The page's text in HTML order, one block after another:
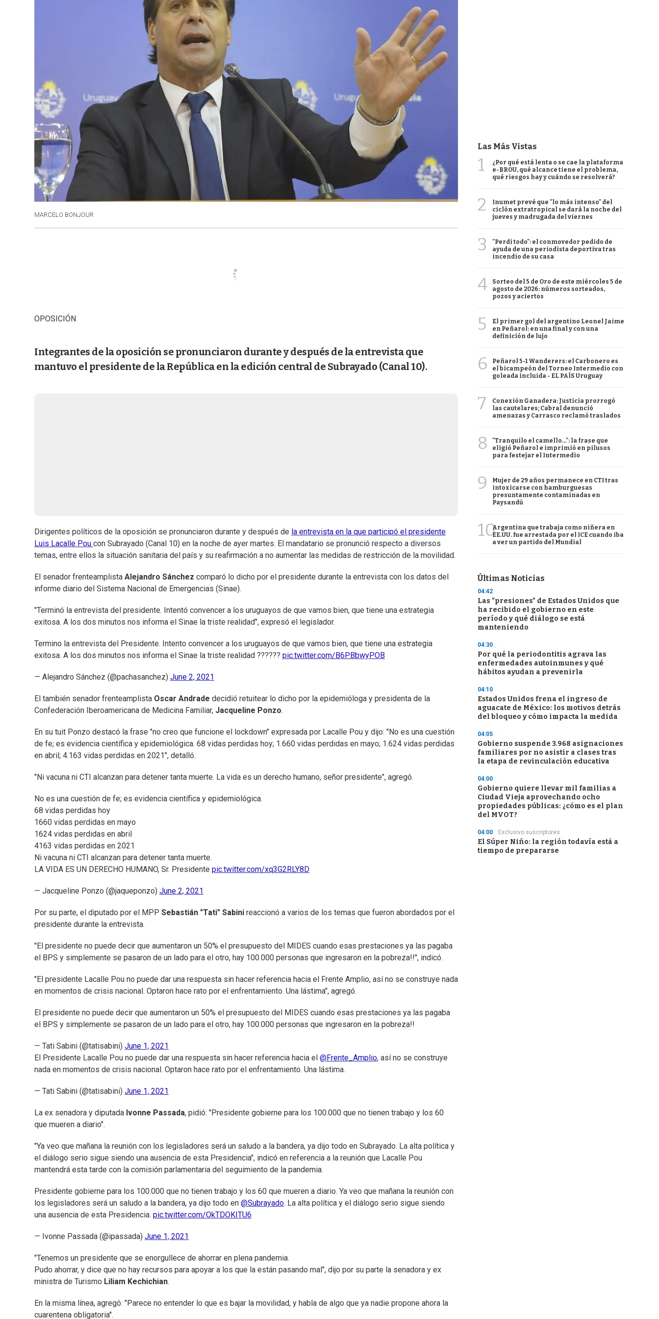
MARCELO BONJOUR
OPOSICIÓN
Integrantes de la oposición se pronunciaron durante y después de la entrevista que
mantuvo el presidente de la República en la edición central de Subrayado (Canal 10).
Dirigentes políticos de la oposición se pronunciaron durante y después de la entrevista en la que participó el presidente
Luis Lacalle Pou con Subrayado (Canal 10) en la noche de ayer martes. El mandatario se pronunció respecto a diversos
temas, entre ellos la situación sanitaria del país y su reafirmación a no aumentar las medidas de restricción de la movilidad.
El senador frenteamplista Alejandro Sánchez comparó lo dicho por el presidente durante la entrevista con los datos del
informe diario del Sistema Nacional de Emergencias (Sinae).
"Terminó la entrevista del presidente. Intentó convencer a los uruguayos de que vamos bien, que tiene una estrategia
exitosa. A los dos minutos nos informa el Sinae la triste realidad", expresó el legislador.
Termino la entrevista del Presidente. Intento convencer a los uruguayos de que vamos bien, que tiene una estrategia
exitosa. A los dos minutos nos informa el Sinae la triste realidad ?????? pic.twitter.com/B6PBbwyPOB
— Alejandro Sánchez (@pachasanchez) June 2, 2021
El también senador frenteamplista Oscar Andrade decidió retuitear lo dicho por la epidemióloga y presidenta de la
Confederación Iberoamericana de Medicina Familiar, Jacqueline Ponzo.
En su tuit Ponzo destacó la frase "no creo que funcione el lockdown" expresada por Lacalle Pou y dijo: "No es una cuestión
de fe; es evidencia científica y epidemiológica. 68 vidas perdidas hoy; 1.660 vidas perdidas en mayo; 1.624 vidas perdidas
en abril; 4.163 vidas perdidas en 2021", detalló.
"Ni vacuna ni CTI alcanzan para detener tanta muerte. La vida es un derecho humano, señor presidente", agregó.
No es una cuestión de fe; es evidencia científica y epidemiológica.
68 vidas perdidas hoy
1660 vidas perdidas en mayo
1624 vidas perdidas en abril
4163 vidas perdidas en 2021
Ni vacuna ni CTI alcanzan para detener tanta muerte.
LA VIDA ES UN DERECHO HUMANO, Sr. Presidente pic.twitter.com/xq3G2RLY8D
— Jacqueline Ponzo (@jaqueponzo) June 2, 2021
Por su parte, el diputado por el MPP Sebastián "Tati" Sabini reaccionó a varios de los temas que fueron abordados por el
presidente durante la entrevista.
"El presidente no puede decir que aumentaron un 50% el presupuesto del MIDES cuando esas prestaciones ya las pagaba
el BPS y simplemente se pasaron de un lado para el otro, hay 100.000 personas que ingresaron en la pobreza!!", indicó.
"El presidente Lacalle Pou no puede dar una respuesta sin hacer referencia hacia el Frente Amplio, así no se construye nada
en momentos de crisis nacional. Optaron hace rato por el enfrentamiento. Una lástima", agregó.
El presidente no puede decir que aumentaron un 50% el presupuesto del MIDES cuando esas prestaciones ya las pagaba
el BPS y simplemente se pasaron de un lado para el otro, hay 100.000 personas que ingresaron en la pobreza!!
— Tati Sabini (@tatisabini) June 1, 2021
El Presidente Lacalle Pou no puede dar una respuesta sin hacer referencia hacia el @Frente_Amplio, así no se construye
nada en momentos de crisis nacional. Optaron hace rato por el enfrentamiento. Una lástima.
— Tati Sabini (@tatisabini) June 1, 2021
La ex senadora y diputada Ivonne Passada, pidió: "Presidente gobierne para los 100.000 que no tienen trabajo y los 60
que mueren a diario".
"Ya veo que mañana la reunión con los legisladores será un saludo a la bandera, ya dijo todo en Subrayado. La alta política y
el diálogo serio sigue siendo una ausencia de esta Presidencia", indicó en referencia a la reunión que Lacalle Pou
mantendrá esta tarde con la comisión parlamentaria del seguimiento de la pandemia.
Presidente gobierne para los 100.000 que no tienen trabajo y los 60 que mueren a diario. Ya veo que mañana la reunión con
los legisladores será un saludo a la bandera, ya dijo todo en @Subrayado. La alta política y el diálogo serio sigue siendo
una ausencia de esta Presidencia. pic.twitter.com/OkTDOKITU6
— Ivonne Passada (@ipassada) June 1, 2021
"Tenemos un presidente que se enorgullece de ahorrar en plena pandemia.
Pudo ahorrar, y dice que no hay recursos para apoyar a los que la están pasando mal", dijo por su parte la senadora y ex
ministra de Turismo Liliam Kechichian.
En la misma línea, agregó: "Parece no entender lo que es bajar la movilidad, y habla de algo que ya nadie propone ahora la
cuarentena obligatoria".
Las Más Vistas
1
¿Por qué está lenta o se cae la plataforma
e-BROU, qué alcance tiene el problema,
qué riesgos hay y cuándo se resolverá?
2
Inumet prevé que "lo más intenso" del
ciclón extratropical se dará la noche del
jueves y madrugada del viernes
3
"Perdí todo": el conmovedor pedido de
ayuda de una periodista deportiva tras
incendio de su casa
4
Sorteo del 5 de Oro de este miércoles 5 de
agosto de 2026: números sorteados,
pozos y aciertos
5
El primer gol del argentino Leonel Jaime
en Peñarol: en una final y con una
definición de lujo
6
Peñarol 5-1 Wanderers: el Carbonero es
el bicampeón del Torneo Intermedio con
goleada incluida - EL PAÍS Uruguay
7
Conexión Ganadera: Justicia prorrogó
las cautelares; Cabral denunció
amenazas y Carrasco reclamó traslados
8
"Tranquilo el camello...": la frase que
eligió Peñarol e imprimió en pilusos
para festejar el Intermedio
9
Mujer de 29 años permanece en CTI tras
intoxicarse con hamburguesas
presuntamente contaminadas en
Paysandú
10Argentina que trabaja como niñera en
EE.UU. fue arrestada por el ICE cuando iba
a ver un partido del Mundial
Últimas Noticias
04:42
Las "presiones" de Estados Unidos que
ha recibido el gobierno en este
período y qué diálogo se está
manteniendo
04:30
Por qué la periodontitis agrava las
enfermedades autoinmunes y qué
hábitos ayudan a prevenirla
04:10
Estados Unidos frena el ingreso de
aguacate de México: los motivos detrás
del bloqueo y cómo impacta la medida
04:05
Gobierno suspende 3.968 asignaciones
familiares por no asistir a clases tras
la etapa de revinculación educativa
04:00
Gobierno quiere llevar mil familias a
Ciudad Vieja aprovechando ocho
propiedades públicas: ¿cómo es el plan
del MVOT?
04:00 Exclusivo suscriptores
El Súper Niño: la región todavía está a
tiempo de prepararse